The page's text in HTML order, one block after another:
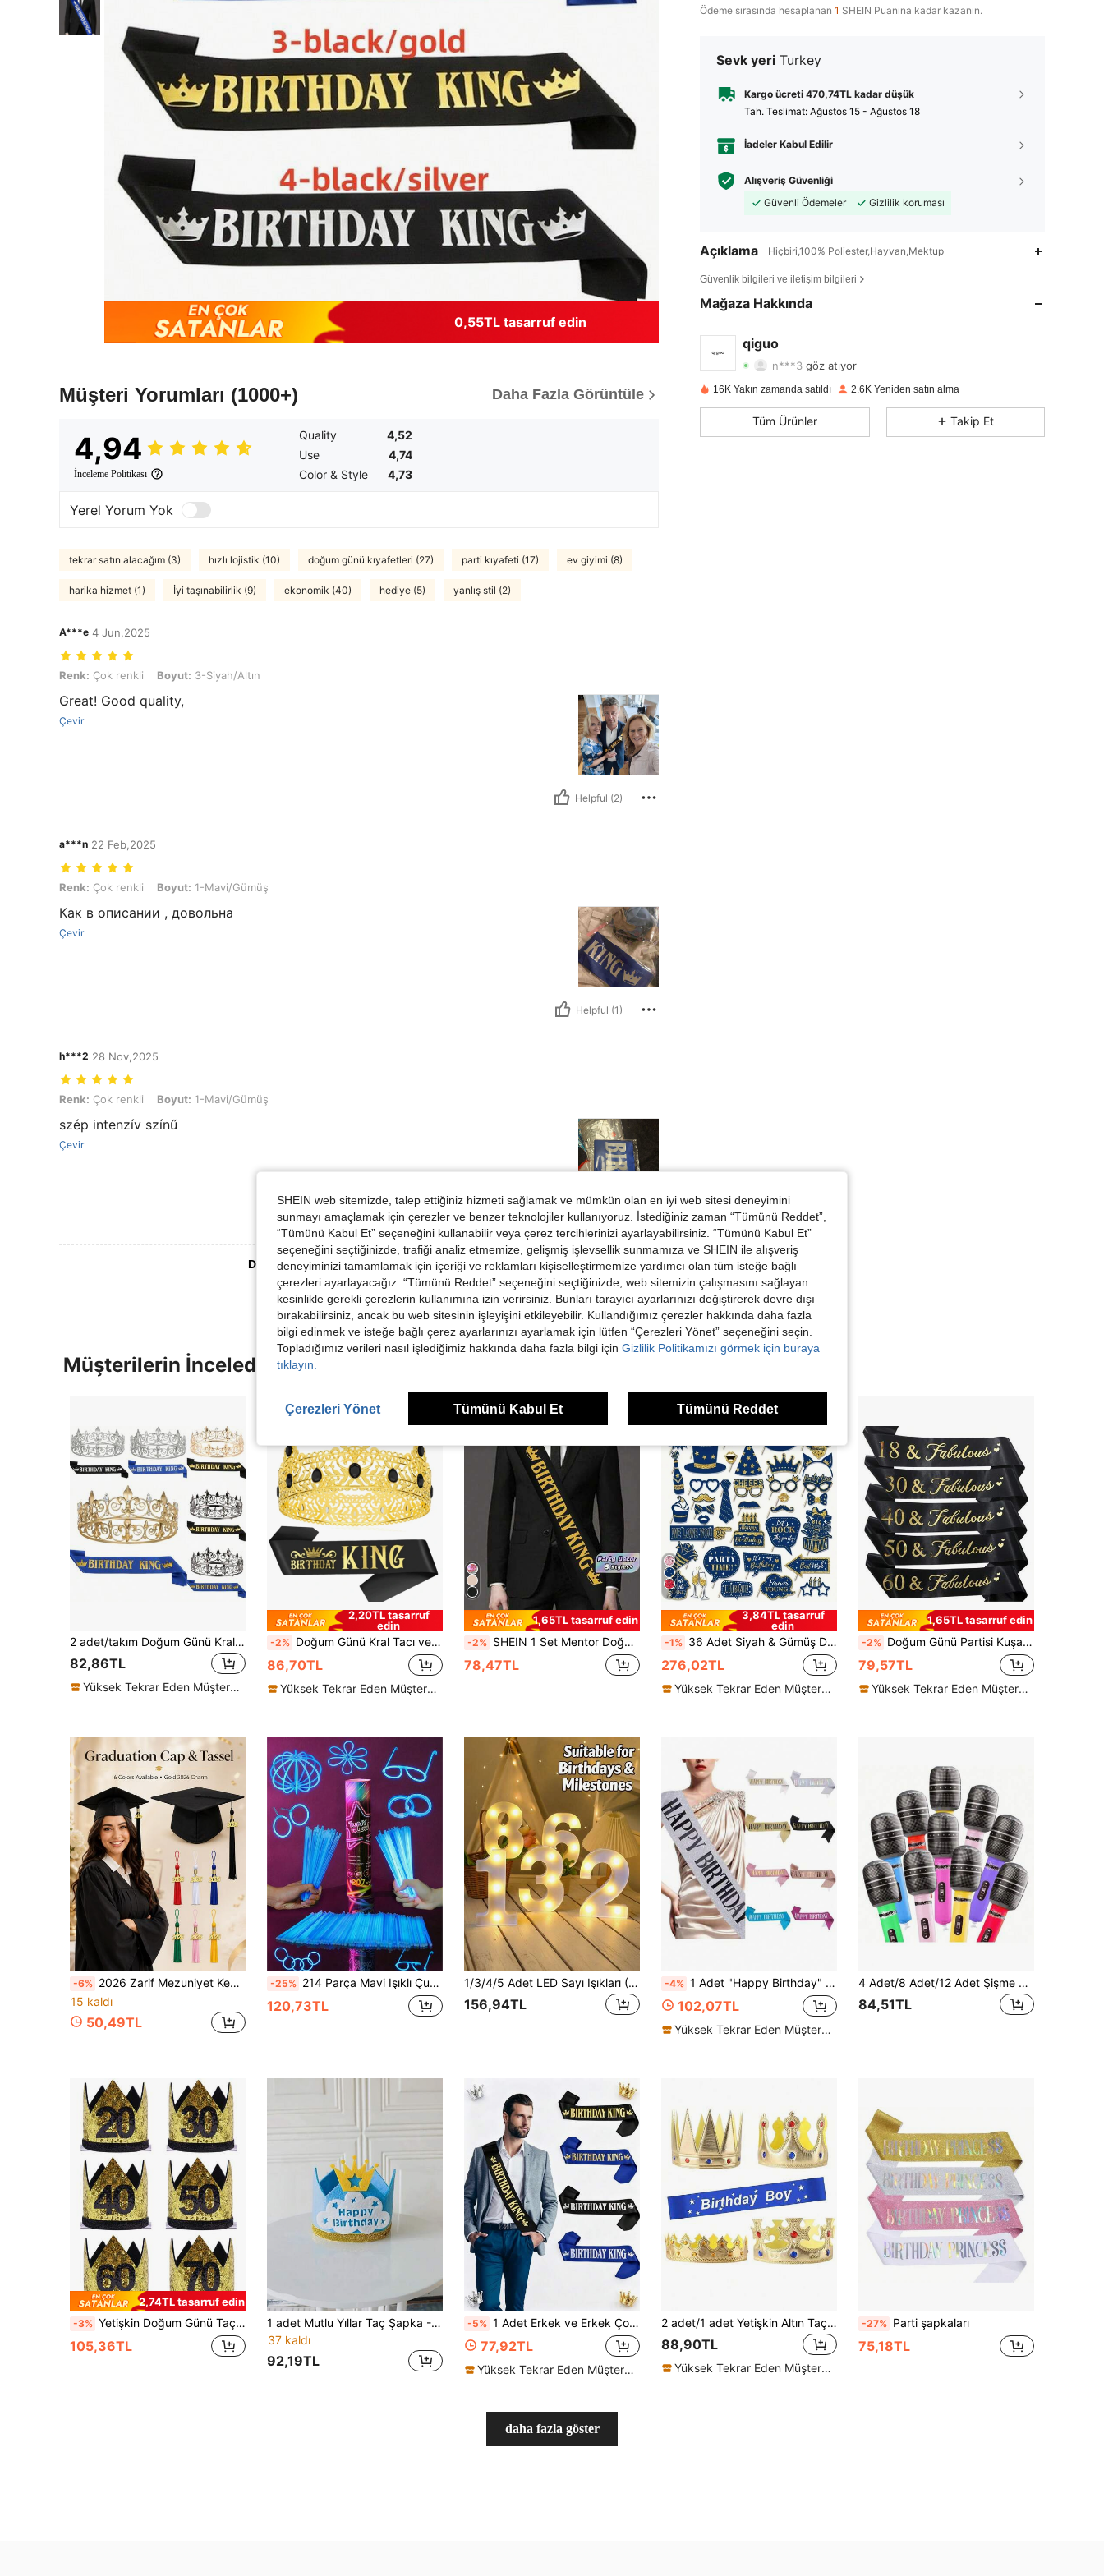
0,55TL tasarruf edin
Müşteri Yorumları (1000+) Daha Fazla Görüntüle
4,94
İnceleme Politikası
Quality
4,52
Use
4,74
Color & Style
4,73
Yerel Yorum Yok
tekrar satın alacağım (3) hızlı lojistik (10) doğum günü kıyafetleri (27) parti kıyafeti (17) ev giyimi (8)
harika hizmet (1) İyi taşınabilirlik (9) ekonomik (40) hediye (5) yanlış stil (2)
A***e 4 Jun,2025
Renk: Çok renkli, Boyut: 3-Siyah/Altın
Renk: Çok renkli Boyut: 3-Siyah/Altın
Great! Good quality,
Çevir
Helpful (2)
a***n 22 Feb,2025
Renk: Çok renkli, Boyut: 1-Mavi/Gümüş
Renk: Çok renkli Boyut: 1-Mavi/Gümüş
Как в описании , довольна
Çevir
Helpful (1)
h***2 28 Nov,2025
Renk: Çok renkli, Boyut: 1-Mavi/Gümüş
Renk: Çok renkli Boyut: 1-Mavi/Gümüş
szép intenzív színű
Çevir
Helpful (0)
Daha Fazla Değerlendirme Görüntüle
Ödeme sırasında hesaplanan 1 SHEIN Puanına kadar kazanın.
Sevk yeri Turkey
Kargo ücreti 470,74TL kadar düşük
Tah. Teslimat: Ağustos 15 - Ağustos 18
İadeler Kabul Edilir
Alışveriş Güvenliği
Güvenli Ödemeler
Gizlilik koruması
Açıklama Hiçbiri,100% Poliester,Hayvan,Mektup
Güvenlik bilgileri ve iletişim bilgileri
Mağaza Hakkında
qiguo
4,94
4,94
n***3 göz atıyor
4,94
4,94 28 462
16K Yakın zamanda satıldı 2.6K Yeniden satın alma
Tüm Ürünler Takip Et
Müşterilerin İncelediği Diğer Ürünler
2 adet/takım Doğum Günü Kral Tacı ve Kuşak, Erkekler ve Kadınlar İçin Kraliyet Kral Tacı Parti Dekorasyonu Balo Doğum Günü Hediyeleri Erkekler İçin Kral Yarışması Tacı, Noel Erkekler ve Kadınlar
82,86TL
Yüksek Tekrar Eden Müşteriler
2,20TL tasarruf
edin
-2% Doğum Günü Kral Tacı ve Şerit Kuşak, Erkekler İçin Kraliyet Altın Kral Tacı Parti Süsü, Mezuniyet Balosu Doğum Günü Hediyesi, Erkekler İçin Kral Güzellik Yarışması Tacı, Noel Düğün Partisi Bekarlığa Veda Partisi Kostüm Partisi, Kadınlar ve Erkekler İçin
86,70TL
Yüksek Tekrar Eden Müşteriler
1,65TL tasarruf edin
-2% SHEIN 1 Set Mentor Doğum Günü Kralı Altın Folyo Kemer Rozetli, Doğum Günü Partisi Dekorasyonu İçin Uygun
78,47TL
5
3,84TL tasarruf
edin
-1% 36 Adet Siyah & Gümüş Doğum Günü Fotoğraf Kabini Aksesuarları, Kadınlar & Erkekler İçin Siyah & Altın Doğum Günü Parti Dekorasyonları
276,02TL
Yüksek Tekrar Eden Müşteriler
1,65TL tasarruf edin
-2% Doğum Günü Partisi Kuşağı - Muhteşem Kuşak 18, 21, 30, 40, 50, 60 ve 70. Doğum Günü Partisi Süslemeleri ve Malzemeleri (Siyah)
79,57TL
Yüksek Tekrar Eden Müşteriler
-6% 2026 Zarif Mezuniyet Kep, Ayarlanabilir Beden Lisans Kep (Püsküllü), Doktora ve Yüksek Lisans Mezuniyeti İçin de Uygun, Lise ve Lisans/Yüksek Lisans Mezuniyet Töreni Fotoğrafları İçin İdeal
15 kaldı
50,49TL
-25% 214 Parça Mavi Işıklı Çubuk Kovası, Farklı Şekiller Oluşturmak İçin Bağlantı Parçalarıyla Birlikte Gelir, Uzun Süreli Işık Saçan, Konser Tezahürat Malzemeleri, Karanlıkta Parlayan, Parti Süslemeleri, Çok Renkli Işıklı Çubuk Parti Seti, Ayrıca Doğum Günü Hediyesi, Parti Süslemeleri, Gençler İçin Işıklı Oyuncaklar, Işıklı Dekorasyonlar Olarak da Uygundur
120,73TL
1/3/4/5 Adet LED Sayı Işıkları (6.3"/8.27") - Romantik Sıcak Beyaz, Doğum Günü, Düğün, Yıldönümü, Parti Dekoru | Evlilik Teklifi Süslemesi, Kişiselleştirilmiş Hediye
156,94TL
-4% 1 Adet "Happy Birthday" Kuşağı, Unisex, Pembe, Beyaz, Rose Gold, Siyah Seçenekli, İnci Parlaklığında Folyo Detaylı, 16, 18, 21, 30, 40, 50, 60, 70, 80, 90. Doğum Günü İçin Uygun, Doğum Günü Hediyesi veya Her Yaştaki Doğum Günü Partisi Dekoru Olarak Kullanılabilir
102,07TL
Yüksek Tekrar Eden Müşteriler
4 Adet/8 Adet/12 Adet Şişme Mikrofon Aksesuarı, Mikrofon Eğlence Performans Sahne Dekoru Şişme Parti Aksesuarı Balon Hediye, Şişme Mikrofon Seti - Modern Stil, Rastgele Renk, Çocuklar İçin
84,51TL
2,74TL tasarruf edin
-3% Yetişkin Doğum Günü Taç Parti Şapkası, El Yapımı Keçe Altın 20., 30., 40., 50., 60., 70. Doğum Günü Taç Parti Şapkası
105,36TL
1 adet Mutlu Yıllar Taç Şapka - Taç ve Simli Bantlı Kumaş Parti Aksesuarı, Fotoğraf Aksesuarları ve Temalı Kutlamalar İçin İdeal
37 kaldı
92,19TL
-5% 1 Adet Erkek ve Erkek Çocuklar İçin Siyah ve Mavi Saten Doğum Günü Kralı Şeridi - 18., 20., 30., 40., 50. ve 60. Doğum Günleri İçin Mükemmel - Parti Dekorasyonlarına Şıklık Katan Parti Malzemesi Kurdele, Noel
77,92TL
Yüksek Tekrar Eden Müşteriler
2 adet/1 adet Yetişkin Altın Taç, Yapay Elmas İşlemeli Prens Kostüm Başlığı, Pasta Dekoru, Doğum Günü Partisi Tacı, Sevgililer Günü'nde Anneye Hediye, Anneler Günü
88,90TL
Yüksek Tekrar Eden Müşteriler
-27% Parti şapkaları
75,18TL
daha fazla göster
SHEIN web sitemizde, talep ettiğiniz hizmeti sağlamak ve mümkün olan en iyi web sitesi deneyimini
sunmayı amaçlamak için çerezler ve benzer teknolojiler kullanıyoruz. İstediğiniz zaman “Tümünü Reddet”,
“Tümünü Kabul Et” seçeneğini kullanabilir veya çerez tercihlerinizi ayarlayabilirsiniz. “Tümünü Kabul Et”
seçeneğini seçtiğinizde, trafiği analiz etmemize, gelişmiş işlevsellik sunmamıza ve SHEIN ile alışveriş
deneyiminizi tamamlamak için içeriği ve reklamları kişiselleştirmemize yardımcı olan tüm isteğe bağlı
çerezleri ayarlayacağız. “Tümünü Reddet” seçeneğini seçtiğinizde, web sitemizin çalışmasını sağlayan
kesinlikle gerekli çerezlerin kullanımına izin verirsiniz. Bunları tarayıcı ayarlarınızı değiştirerek devre dışı
bırakabilirsiniz, ancak bu web sitesinin işleyişini etkileyebilir. Kullandığımız çerezler hakkında daha fazla
bilgi edinmek ve isteğe bağlı çerez ayarlarınızı ayarlamak için lütfen “Çerezleri Yönet” seçeneğini seçin.
Topladığımız verileri nasıl işlediğimiz hakkında daha fazla bilgi için Gizlilik Politikamızı görmek için buraya
tıklayın.
Çerezleri Yönet Tümünü Kabul Et Tümünü Reddet